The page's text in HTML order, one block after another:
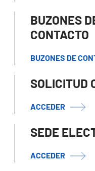
BUZONES
CONTACTO
BUZONES DE
SOLICITUD
ACCEDER
SEDE
ACCEDER